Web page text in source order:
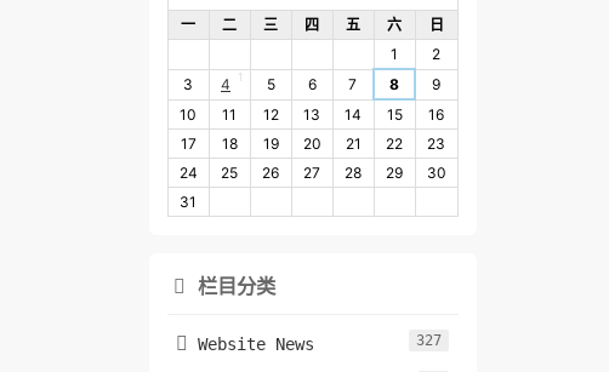
一
二 三 四 五 六
日
1
2
3
4 1 5 6 7 8
9
10
11 12 13 14 15
16
17
18 19 20 21 22
23
24
25 26 27 28 29
30
31
 栏目分类
 Website News 327